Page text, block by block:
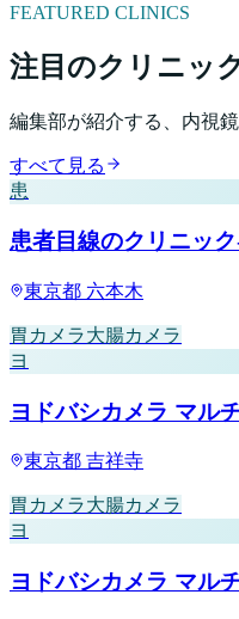
FEATURED CLINICS
注目のクリニッ
編集部が紹介する、内視
すべて見る
患
患者目線のクリニッ
東京都 六本木
胃カメラ大腸カメラ
ヨ
ヨドバシカメラ マル
東京都 吉祥寺
胃カメラ大腸カメラ
ヨ
ヨドバシカメラ マル